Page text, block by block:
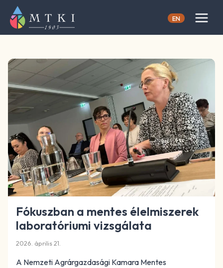
content
EN
Fókuszban a mentes élelmiszerek
laboratóriumi vizsgálata
2026. április 21.
A Nemzeti Agrárgazdasági Kamara Mentes